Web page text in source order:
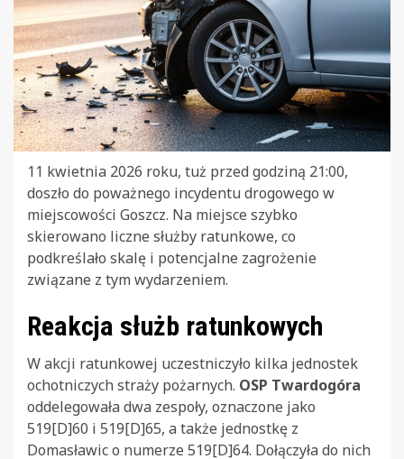
11 kwietnia 2026 roku, tuż przed godziną 21:00,
doszło do poważnego incydentu drogowego w
miejscowości Goszcz. Na miejsce szybko
skierowano liczne służby ratunkowe, co
podkreślało skalę i potencjalne zagrożenie
związane z tym wydarzeniem.
Reakcja służb ratunkowych
W akcji ratunkowej uczestniczyło kilka jednostek
ochotniczych straży pożarnych. OSP Twardogóra
oddelegowała dwa zespoły, oznaczone jako
519[D]60 i 519[D]65, a także jednostkę z
Domasławic o numerze 519[D]64. Dołączyła do nich